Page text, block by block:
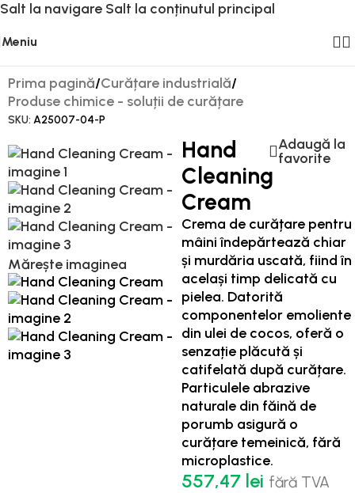
Salt la navigare Salt la conținutul principal
Meniu
Prima pagină/Curățare industrială/
Produse chimice - soluții de curățare
SKU: A25007-04-P
Mărește imaginea
Hand
Cleaning
Cream
Adaugă la
favorite
Crema de curățare pentru
mâini îndepărtează chiar
și murdăria uscată, fiind în
același timp delicată cu
pielea. Datorită
componentelor emoliente
din ulei de cocos, oferă o
senzație plăcută și
catifelată după curățare.
Particulele abrazive
naturale din făină de
porumb asigură o
curățare temeinică, fără
microplastice.
557,47 lei fără TVA